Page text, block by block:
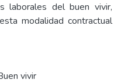
laborales del buen vivir,
modalidad contractual
vivir